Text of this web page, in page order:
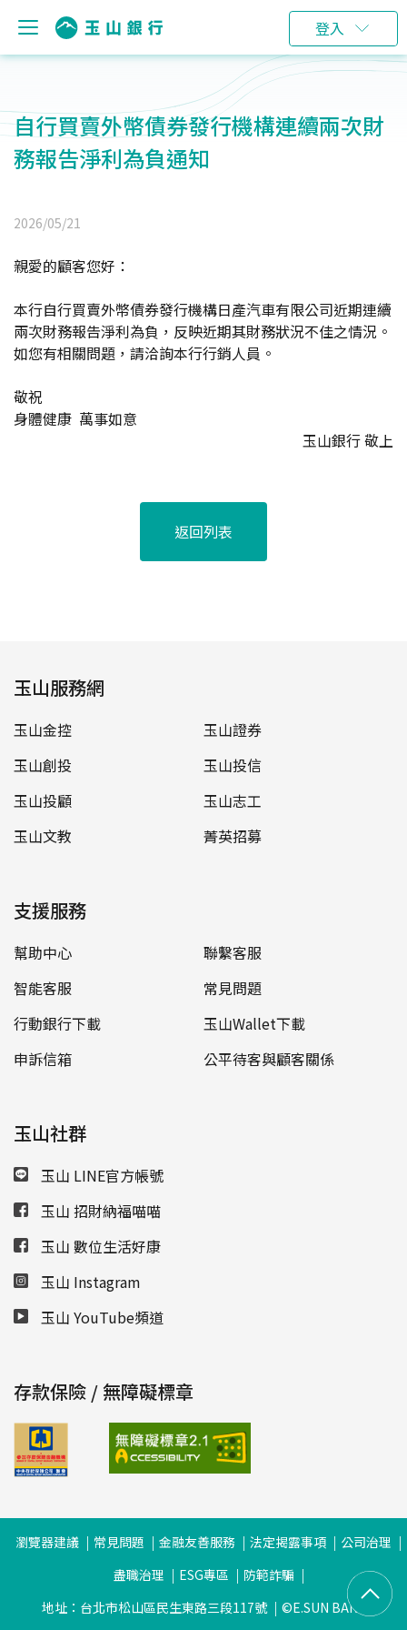
登入
自行買賣外幣債券發行機構連續兩次財
務報告淨利為負通知
2026/05/21
親愛的顧客您好：
本行自行買賣外幣債券發行機構日產汽車有限公司近期連續
兩次財務報告淨利為負，反映近期其財務狀況不佳之情況。
如您有相關問題，請洽詢本行行銷人員。
敬祝
身體健康 萬事如意
玉山銀行 敬上
返回列表
玉山服務網
玉山金控
玉山證券
玉山創投
玉山投信
玉山投顧
玉山志工
玉山文教
菁英招募
支援服務
幫助中心
聯繫客服
智能客服
常見問題
行動銀行下載
玉山Wallet下載
申訴信箱
公平待客與顧客關係
玉山社群
玉山 LINE官方帳號
玉山 招財納福喵喵
玉山 數位生活好康
玉山 Instagram
玉山 YouTube頻道
存款保險 / 無障礙標章
瀏覽器建議 常見問題 金融友善服務 法定揭露事項
公司治理
盡職治理
ESG專區
防範詐騙
地址：台北市松山區民生東路三段117號
©E.SUN BANK